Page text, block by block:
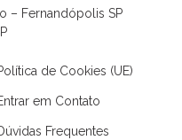
– Fernandópolis SP
de Cookies (UE)
em Contato
Frequentes